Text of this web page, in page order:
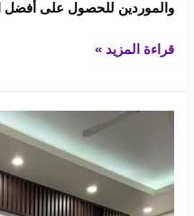
والموردين للحصول على أفضل
قراءة المزيد »
الرخام
بالمدينة
المنورة